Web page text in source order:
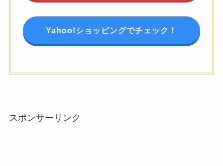
Yahoo!ショッピングでチェック！
スポンサーリンク